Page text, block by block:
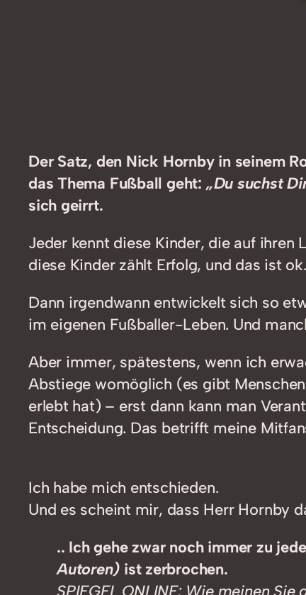
Der Satz, den Nick Hornby in seinem
das Thema Fußball geht: „Du suchst
sich geirrt.
Jeder kennt diese Kinder, die auf ihren
diese Kinder zählt Erfolg, und das ist ok.
Dann irgendwann entwickelt sich so
im eigenen Fußballer-Leben. Und
Aber immer, spätestens, wenn ich
Abstiege womöglich (es gibt
erlebt hat) – erst dann kann man
Entscheidung. Das betrifft meine
Ich habe mich entschieden.
Und es scheint mir, dass Herr Hornby
.. Ich gehe zwar noch immer zu
Autoren) ist zerbrochen.
SPIEGEL ONLINE: Wie meinen Sie